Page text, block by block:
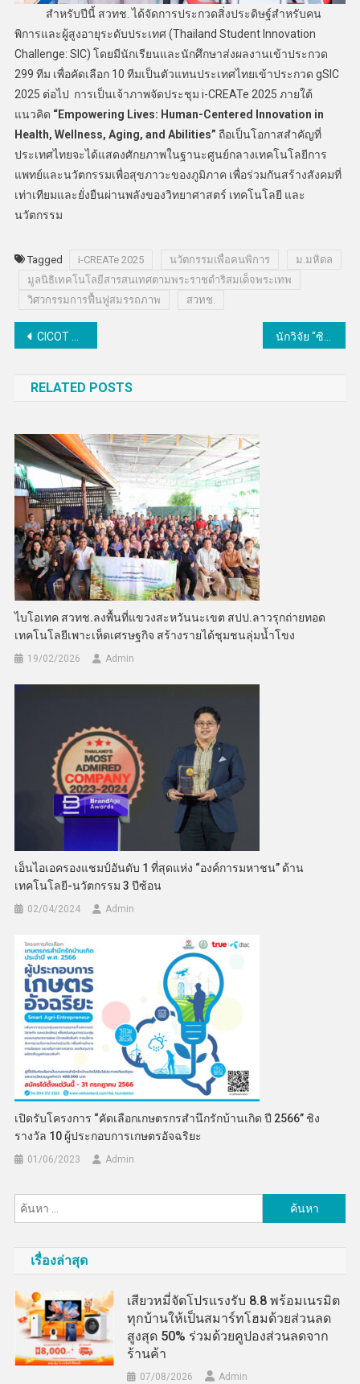
สำหรับปีนี้ สวทช. ได้จัดการประกวดสิ่งประดิษฐ์สำหรับคน
พิการและผู้สูงอายุระดับประเทศ (Thailand Student Innovation
Challenge: SIC) โดยมีนักเรียนและนักศึกษาส่งผลงานเข้าประกวด
299 ทีม เพื่อคัดเลือก 10 ทีมเป็นตัวแทนประเทศไทยเข้าประกวด gSIC
2025 ต่อไป การเป็นเจ้าภาพจัดประชุม i-CREATe 2025 ภายใต้
แนวคิด “Empowering Lives: Human-Centered Innovation in
Health, Wellness, Aging, and Abilities” ถือเป็นโอกาสสำคัญที่
ประเทศไทยจะได้แสดงศักยภาพในฐานะศูนย์กลางเทคโนโลยีการ
แพทย์และนวัตกรรมเพื่อสุขภาวะของภูมิภาค เพื่อร่วมกันสร้างสังคมที่
เท่าเทียมและยั่งยืนผ่านพลังของวิทยาศาสตร์ เทคโนโลยี และ
นวัตกรรม
Tagged i-CREATe 2025 นวัตกรรมเพื่อคนพิการ
ม.มหิดล
มูลนิธิเทคโนโลยีสารสนเทศตามพระราชดำริสมเด็จพระเทพ
วิศวกรรมการฟื้นฟูสมรรถภาพ
สวทช.
แนะแนว
CICOT จับมือ Worldex จัดงาน “ Grand Halal Bangkok 2026” ยกระดับไทยสู่ศูนย์กลางเศรษฐกิจฮาลาลโลก
RELATED POSTS
ไบโอเทค สวทช.ลงพื้นที่แขวงสะหวันนะเขต สปป.ลาวรุกถ่ายทอด
เทคโนโลยีเพาะเห็ดเศรษฐกิจ สร้างรายได้ชุมชนลุ่มน้ำโขง
19/02/2026 Admin
เอ็นไอเอครองแชมป์อันดับ 1 ที่สุดแห่ง “องค์การมหาชน” ด้าน
เทคโนโลยี-นวัตกรรม 3 ปีซ้อน
02/04/2024 Admin
เปิดรับโครงการ “คัดเลือกเกษตรกรสำนึกรักบ้านเกิด ปี 2566” ชิง
รางวัล 10 ผู้ประกอบการเกษตรอัจฉริยะ
01/06/2023 Admin
สำหรับ:
เรื่องล่าสุด
เสียวหมี่จัดโปรแรงรับ 8.8 พร้อมเนรมิต
ทุกบ้านให้เป็นสมาร์ทโฮมด้วยส่วนลด
สูงสุด 50% ร่วมด้วยคูปองส่วนลดจาก
ร้านค้า
07/08/2026 Admin